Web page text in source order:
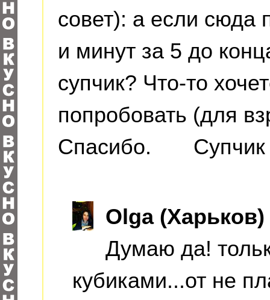
совет): а если сюда
и минут за 5 до
супчик? Что-то
попробовать (для
Спасибо. Супчик
Оlga (Харьков)
Думаю да!
кубиками...от не